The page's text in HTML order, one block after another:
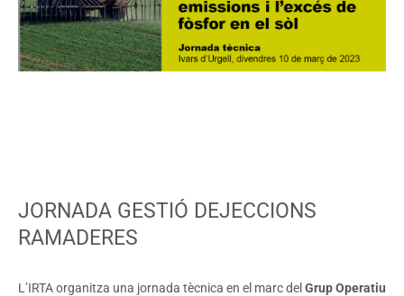
JORNADA GESTIÓ DEJECCIONS
RAMADERES
L’IRTA organitza una jornada tècnica en el marc del Grup Operatiu